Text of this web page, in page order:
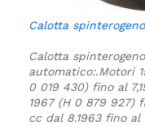
Calotta spinterogeno
Calotta spinterogeno
automatico:.Motori
0 019 430) fino al
1967 (H 0 879 927)
cc dal 8.1963 fino al